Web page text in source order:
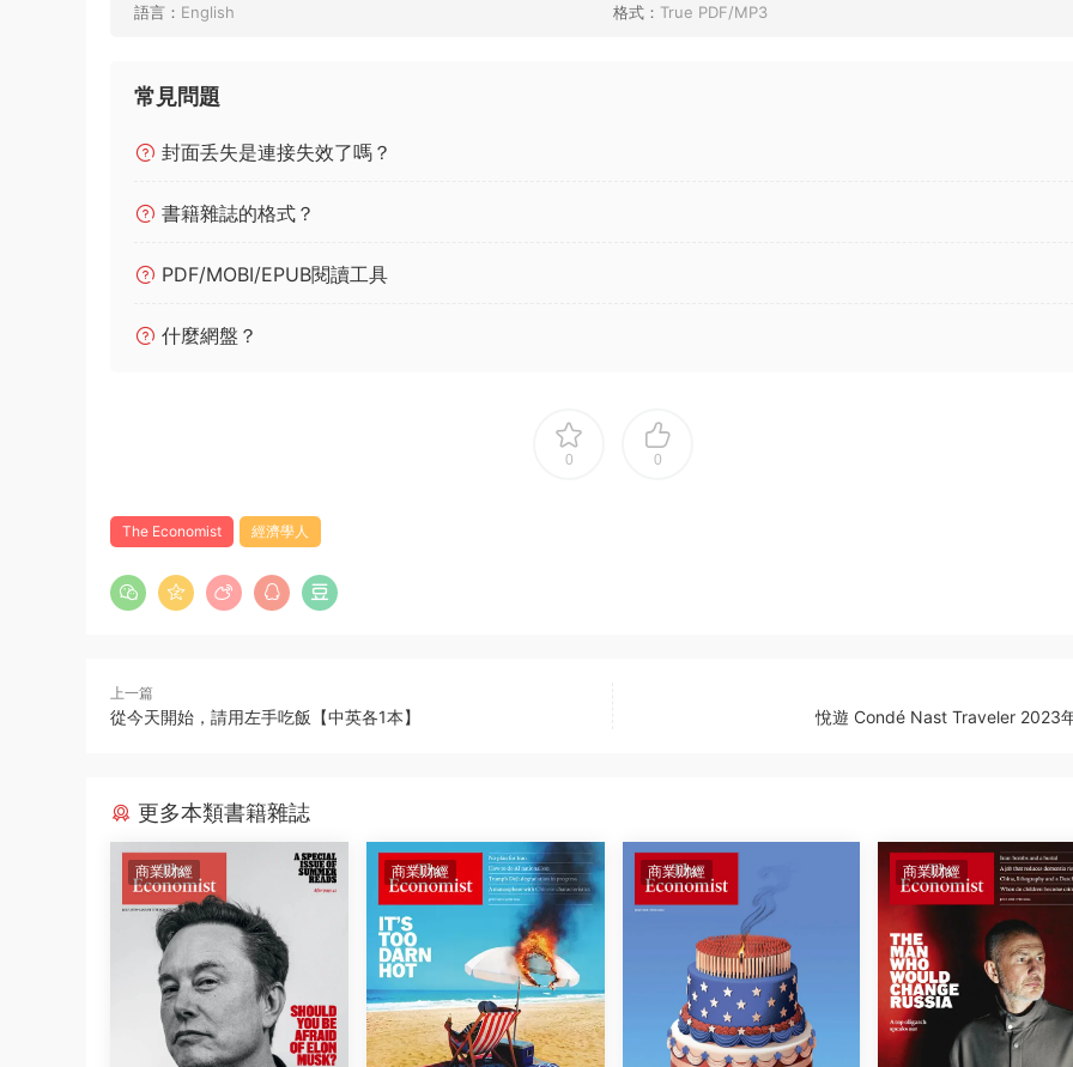
語言： English 格式： True PDF/MP3
常見問題
封面丢失是連接失效了嗎？
書籍雜誌的格式？
PDF/MOBI/EPUB閱讀工具
什麼網盤？
0 0
The Economist 經濟學人
上一篇
從今天開始，請用左手吃飯【中英各1本】 悅遊 Condé Nast Traveler 2023
更多本類書籍雜誌
商業财經 商業财經 商業财經 商業财經